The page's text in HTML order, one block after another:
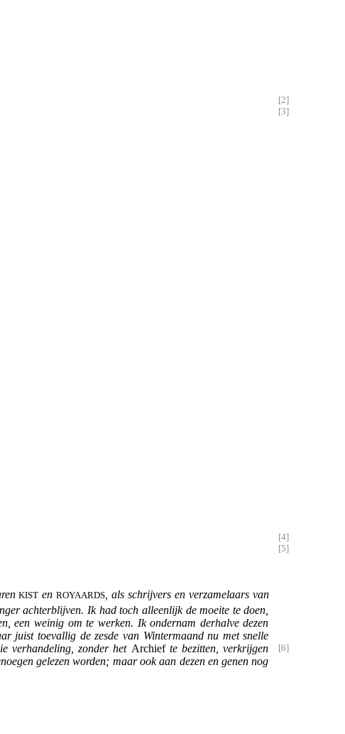
KIST enROYAARDS, als schrijvers en verzamelaars van
achterblijven. Ik had toch alleenlijk de moeite te doen,
een weinig om te werken. Ik ondernam derhalve dezen
juist toevallig de zesde van Wintermaand nu met snelle
verhandeling, zonder het Archiefte bezitten, verkrijgen
gelezen worden; maar ook aan dezen en genen nog